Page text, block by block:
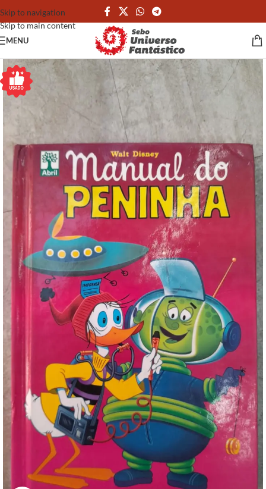
Skip to navigation
Skip to main content
MENU